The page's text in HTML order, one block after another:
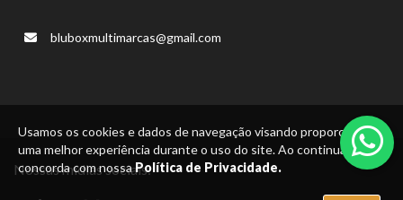
Usamos os cookies e dados de navegação visando proporcionar
uma melhor experiência durante o uso do site. Ao continuar, você
concorda com nossaPolítica de Privacidade.
bluboxmultimarcas@gmail.com
Nossas mídias sociais: